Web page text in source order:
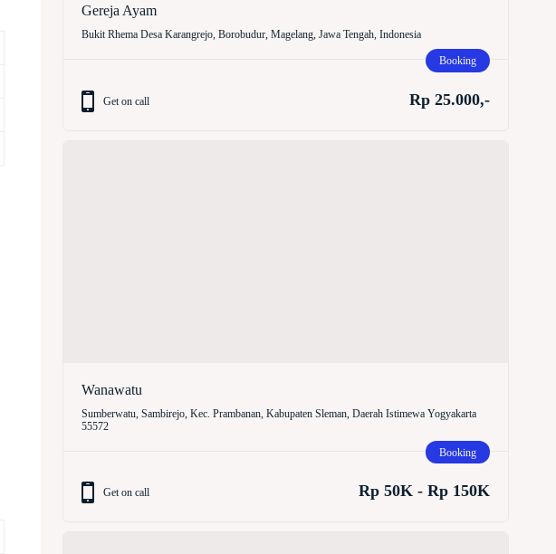
Gereja Ayam
Bukit Rhema Desa Karangrejo, Borobudur, Magelang, Jawa Tengah, Indonesia
Booking
Get on call Rp 25.000,-
Wanawatu
Sumberwatu, Sambirejo, Kec. Prambanan, Kabupaten Sleman, Daerah Istimewa Yogyakarta
55572
Booking
Get on call Rp 50K - Rp 150K